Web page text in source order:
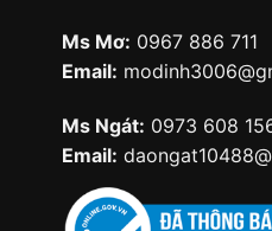
Ms Mơ: 0967 886 711
Email:
Ms Ngát: 0973 608
Email: